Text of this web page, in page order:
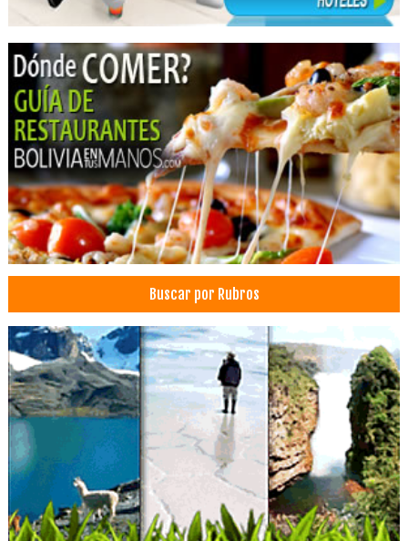
Implantología Dental
Implantes dentales
Médicos Odontólogos
Odontología Estética
Ortodoncia
Periodoncia
Médicos Urólogos
Cirugía general
Centros Médicos
Cardiología
Médico ginecólogo
Médicos Otorrinolaringólogos
Salud: Centros Médicos
Traumatología urología
Consultorios Médicos
Médicos Veterinarios
Veterinarias
Salud Integral
Buscar por Rubros